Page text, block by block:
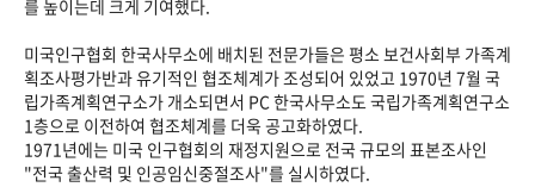
를 높이는데 크게 기여했다.
미국인구협회 한국사무소에 배치된 전문가들은 평소 보건사회부 가족계
획조사평가반과 유기적인 협조체계가 조성되어 있었고 1970년 7월 국
립가족계획연구소가 개소되면서 PC 한국사무소도 국립가족계획연구소
1층으로 이전하여 협조체계를 더욱 공고화하였다.
1971년에는 미국 인구협회의 재정지원으로 전국 규모의 표본조사인
"전국 출산력 및 인공임신중절조사"를 실시하였다.